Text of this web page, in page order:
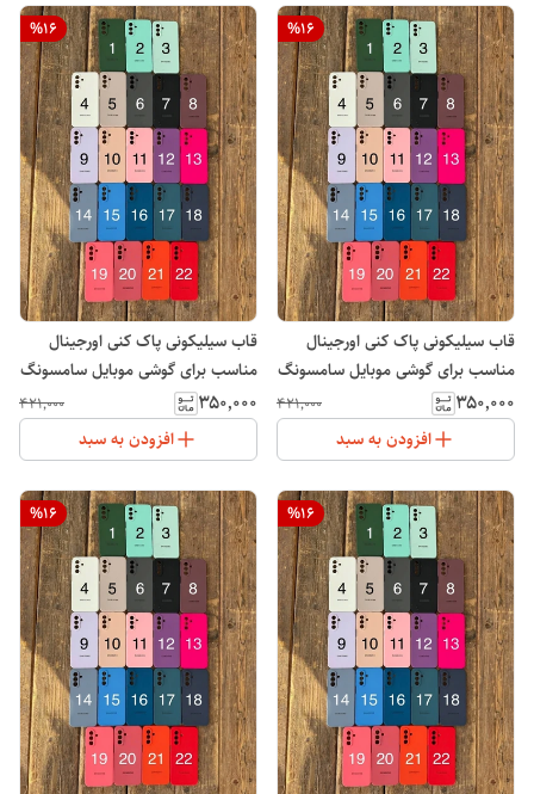
%16
قاب سیلیکونی پاک کنی اورجینال
مناسب برای گوشی موبایل سامسونگ
Galaxy A54
۳۵۰٬۰۰۰ ۴۲۱٬۰۰۰
افزودن به سبد
%16
قاب سیلیکونی پاک کنی اورجینال
مناسب برای گوشی موبایل سامسونگ
Galaxy A56
۳۵۰٬۰۰۰ ۴۲۱٬۰۰۰
افزودن به سبد
%16
%16